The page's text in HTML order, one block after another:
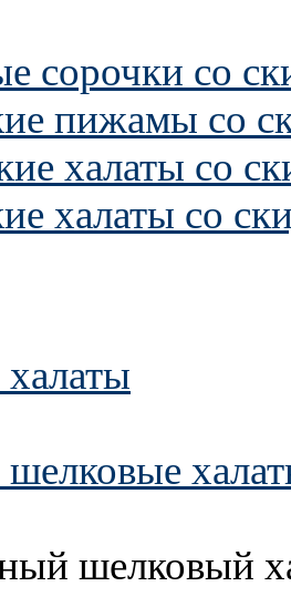
сорочки со
пижамы со
халаты со
халаты со
шелковый